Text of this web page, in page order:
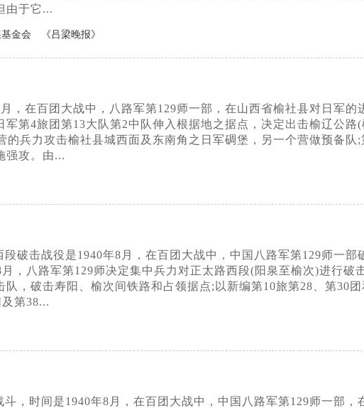
由于它...
金会 《吕梁晚报》
，在百团大战中，八路军第129师一部，在山西省榆社县对日军
军第4旅团第13大队第2中队伸入根据地之据点，决定出击榆辽公
的兵力攻击榆社县城西面及东南角之日军碉堡，另一个营做预备
强攻。由...
段破击战役是1940年8月，在百团大战中，中国八路军第129师一
，八路军第129师决定集中兵力对正太路西段(阳泉至榆次)进行
队，破击寿阳、榆次间铁路和占领据点;以新编第10旅第28、第30
第38...
斗，时间是1940年8月，在百团大战中，中国八路军第129师一部